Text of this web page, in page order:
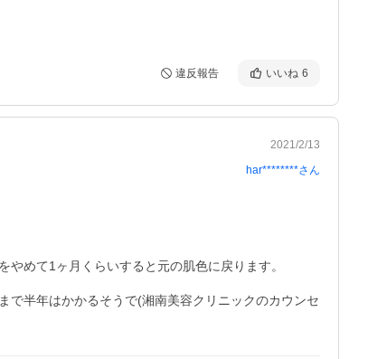
違反報告 いいね 6
2021/2/13
har********さん
めて1ヶ月くらいすると元の肌色に戻ります。
で半年はかかるそうで(湘南美容クリニックのカウンセ